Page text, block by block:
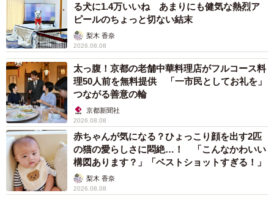
る犬に1.4万いいね あまりにも健気な熱烈ア
ピールのちょっと切ない結末
梨木 香奈
2026.08.08
太っ腹！京都の老舗中華料理店がフルコース料
理50人前を無料提供 「一市民としてお礼を」
つながる善意の輪
京都新聞社
2026.08.08
赤ちゃんが気になる？ひょっこり顔を出す2匹
の猫の愛らしさに悶絶…！ 「こんなかわいい
構図あります？」「ベストショットすぎる！」
梨木 香奈
2026.08.08